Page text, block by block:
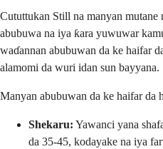
Cututtukan Still na manyan mutane
abubuwa na iya ƙara yuwuwar
waɗannan abubuwan da ke haifar
alamomi da wuri idan sun bayyana.
Manyan abubuwan da ke haifar da
Shekaru: Yawanci yana
da 35-45, kodayake na iya